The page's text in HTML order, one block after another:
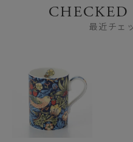
CHECKED
最近チェ